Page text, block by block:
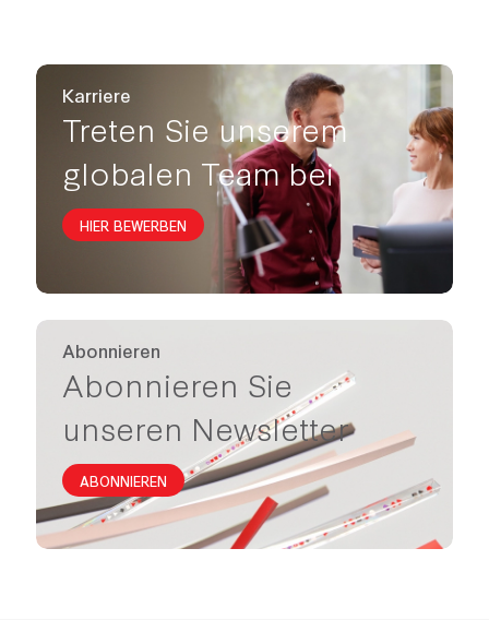
Karriere
Treten Sie unserem
globalen Team bei
HIER BEWERBEN
Abonnieren
Abonnieren Sie
unseren Newsletter
ABONNIEREN